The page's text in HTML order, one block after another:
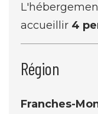
accueillir 4
Région
Franches-